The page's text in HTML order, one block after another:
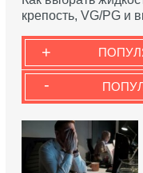
крепость, VG/PG и
+
-